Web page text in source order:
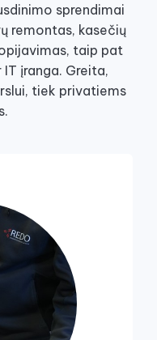
sprendimai
remontas, kasečių
taip pat
įranga. Greita,
tiek privatiems